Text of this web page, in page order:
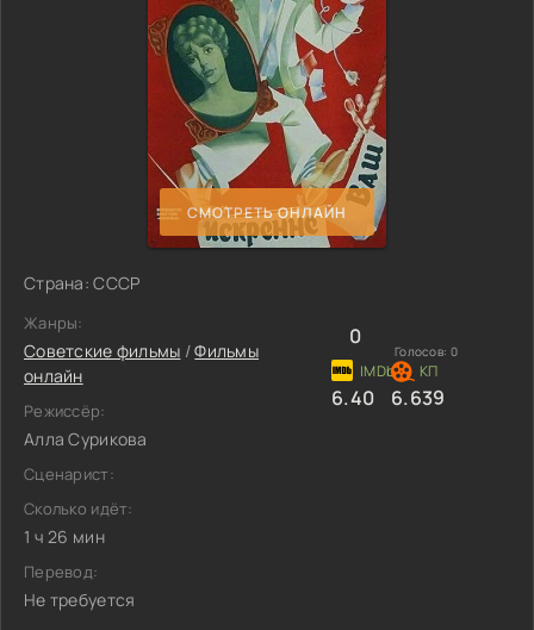
СМОТРЕТЬ ОНЛАЙН
Страна: СССР
Жанры:
Советские фильмы /Фильмы
онлайн
Режиссёр:
Алла Сурикова
Сценарист:
Сколько идёт:
1 ч 26 мин
Перевод:
Не требуется
0
Голосов: 0
6.40 6.639